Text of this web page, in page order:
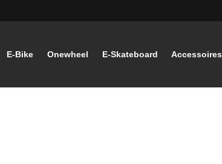
E-Bike Onewheel E-Skateboard Accessoires